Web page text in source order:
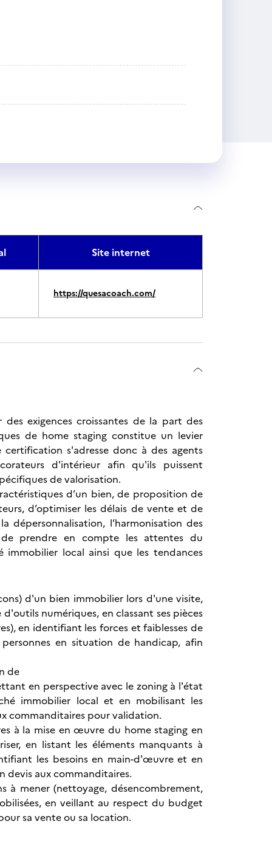
Site internet
https://quesacoach.com/
exigences croissantes de la part des
de home staging constitue un levier
s'adresse donc à des agents
d'intérieur afin qu'ils puissent
de valorisation.
d’un bien, de proposition de
d’optimiser les délais de vente et de
l’harmonisation des
prendre en compte les attentes du
immobilier local ainsi que les tendances
d'un bien immobilier lors d'une visite,
numériques, en classant ses pièces
en identifiant les forces et faiblesses de
en situation de handicap, afin
de
en perspective avec le zoning à l'état
immobilier local et en mobilisant les
commanditaires pour validation.
à la mise en œuvre du home staging en
en listant les éléments manquants à
les besoins en main-d'œuvre et en
devis aux commanditaires.
à mener (nettoyage, désencombrement,
en veillant au respect du budget
sa vente ou sa location.